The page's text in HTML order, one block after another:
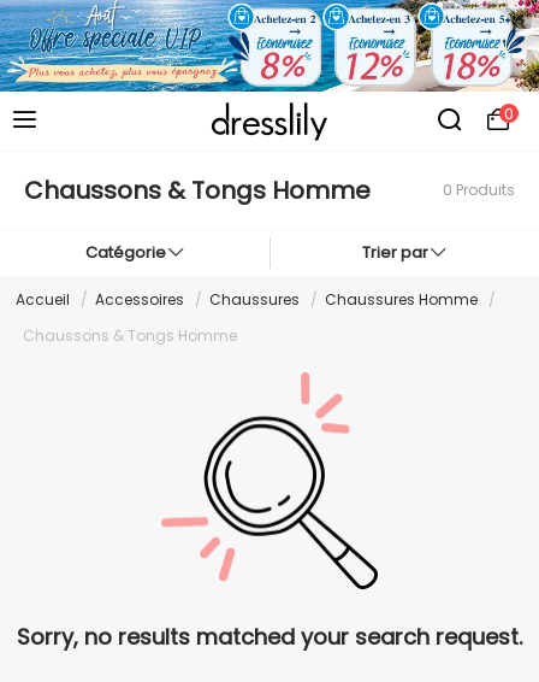
0
Chaussons & Tongs Homme 0 Produits
Catégorie Trier par
Accueil / Accessoires / Chaussures / Chaussures Homme /
Chaussons & Tongs Homme
Sorry, no results matched your search request.